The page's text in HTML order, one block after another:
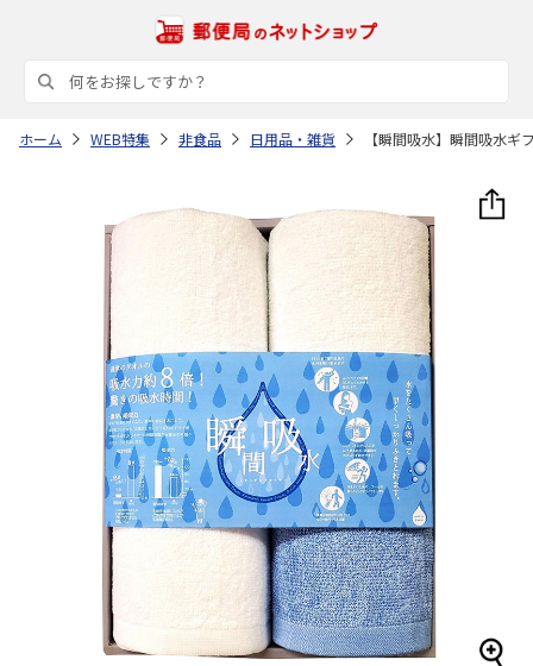
ホーム WEB特集 非食品 日用品・雑貨 【瞬間吸水】瞬間吸水